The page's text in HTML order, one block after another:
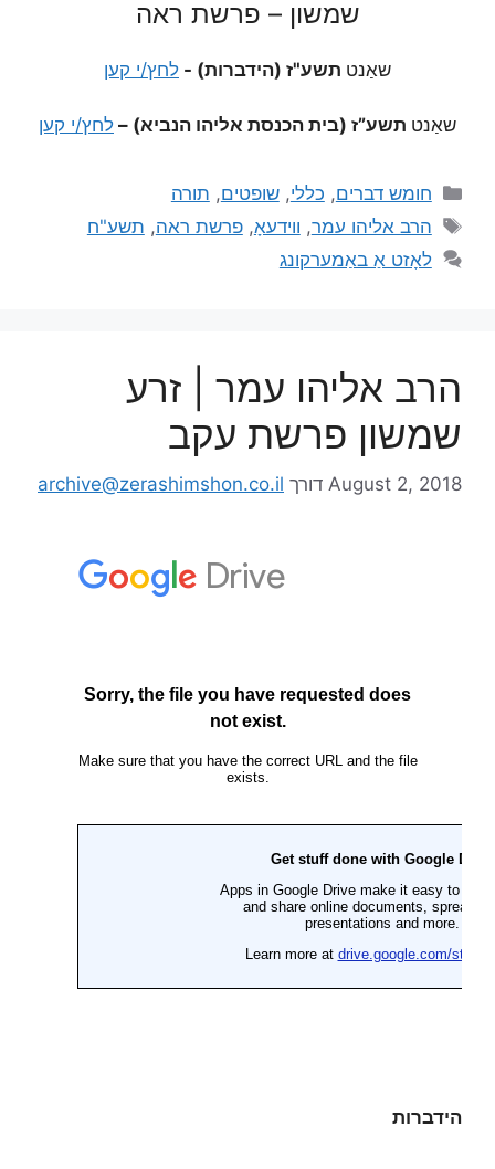
שמשון – פרשת ראה
שאַנט תשע"ז (הידברות) - לחץ/י קען
שאַנט תשע”ז (בית הכנסת אליהו הנביא) – לחץ/י קען
חומש דברים, כללי,שופטים, תורה
הרב אליהו עמר, ווידעאָ,פרשת ראה, תשע"ח
לאָזט אַ באַמערקונג
הרב אליהו עמר | זרע
שמשון פרשת עקב
August 2, 2018 דורך archive@zerashimshon.co.il
הידברות